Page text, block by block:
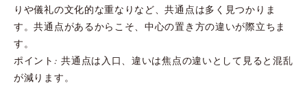
りや儀礼の文化的な重なりなど、共通点は多く見つかりま
す。共通点があるからこそ、中心の置き方の違いが際立ちま
す。
ポイント: 共通点は入口、違いは焦点の違いとして見ると混乱
が減ります。